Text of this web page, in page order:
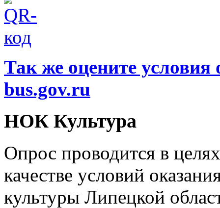
Так же оцените условия
bus.gov.ru
НОК Культура
Опрос проводится в
качестве условий
культуры Липецкой